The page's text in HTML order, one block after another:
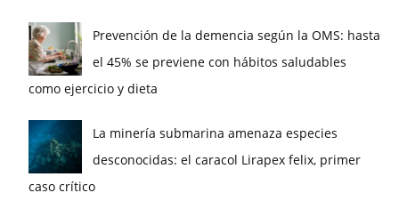
Prevención de la demencia según la OMS: hasta
el 45% se previene con hábitos saludables
como ejercicio y dieta
La minería submarina amenaza especies
desconocidas: el caracol Lirapex felix, primer
caso crítico